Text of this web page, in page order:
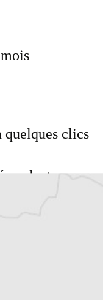
quelques clics